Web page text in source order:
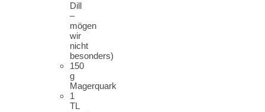
Dill
–
mögen
wir
nicht
besonders)
150
g
Magerquark
1
TL